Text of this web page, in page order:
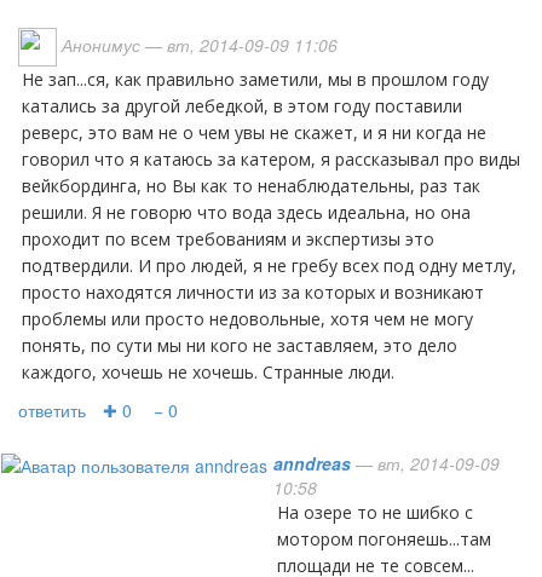
Анонимус — вт, 2014-09-09 11:06
Не зап...ся, как правильно заметили, мы в прошлом году
катались за другой лебедкой, в этом году поставили
реверс, это вам не о чем увы не скажет, и я ни когда не
говорил что я катаюсь за катером, я рассказывал про виды
вейкбординга, но Вы как то ненаблюдательны, раз так
решили. Я не говорю что вода здесь идеальна, но она
проходит по всем требованиям и экспертизы это
подтвердили. И про людей, я не гребу всех под одну метлу,
просто находятся личности из за которых и возникают
проблемы или просто недовольные, хотя чем не могу
понять, по сути мы ни кого не заставляем, это дело
каждого, хочешь не хочешь. Странные люди.
ответить ✚ 0 − 0
anndreas — вт, 2014-09-09
10:58
на озере то не шибко с
мотором погоняешь...там
площади не те совсем...